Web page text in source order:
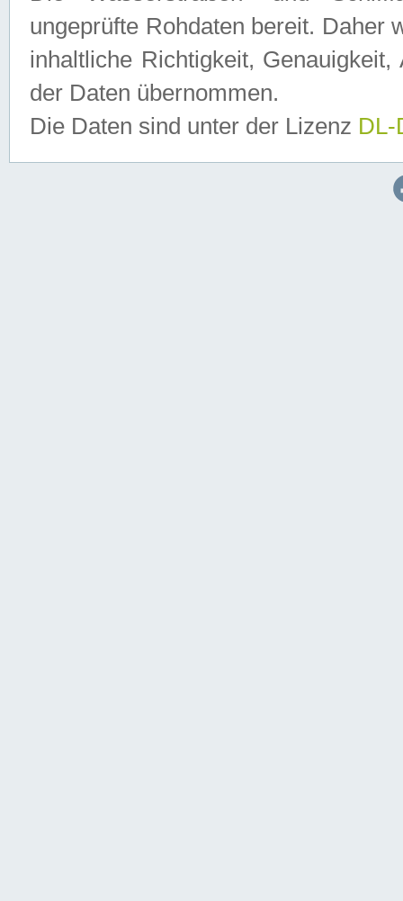
ungeprüfte Rohdaten bereit. Daher
inhaltliche Richtigkeit,
der Daten übernommen.
Die Daten sind unter der Lizenz